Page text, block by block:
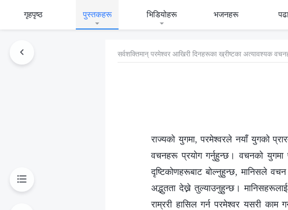
गृहपृष्ठ पुस्तकहरू भिडियोहरू भजनहरू
सर्वशक्तिमान्‌ परमेश्‍वर आखिरी दिनहरूका ख्रीष्टका अत्यावश्यक
राज्यको युगमा, परमेश्‍वरले नयाँ युगको
वचनहरू प्रयोग गर्नुहुन्छ। वचनको युगमा
दृष्टिकोणहरूबाट बोल्नुहुन्छ, मानिसले
अद्भुतता देख्ने तुल्याउनुहुन्छ।
राम्ररी हासिल गर्न परमेश्वर यसरी